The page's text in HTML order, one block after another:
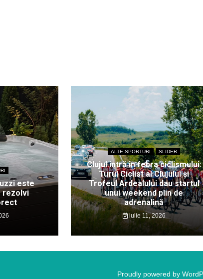
este
rezolvi
ALTE SPORTURI SLIDER
Clujul intră în febra ciclismului:
Turul Ciclist al Clujului și
Trofeul Ardealului dau startul
unui weekend plin de
adrenalină
iulie 11, 2026
Proudly powered by